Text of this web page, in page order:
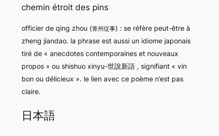
chemin étroit des pins
officier de qing zhou (青州従事) : se réfère peut-être à
zheng jiandao. la phrase est aussi un idiome japonais
tiré de « anecdotes contemporaines et nouveaux
propos » ou shishuo xinyu-世說新語 , signifiant « vin
bon ou délicieux ». le lien avec ce poème n’est pas
claire.
日本語